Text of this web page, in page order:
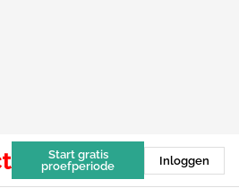
Start gratis
proefperiode
Inloggen